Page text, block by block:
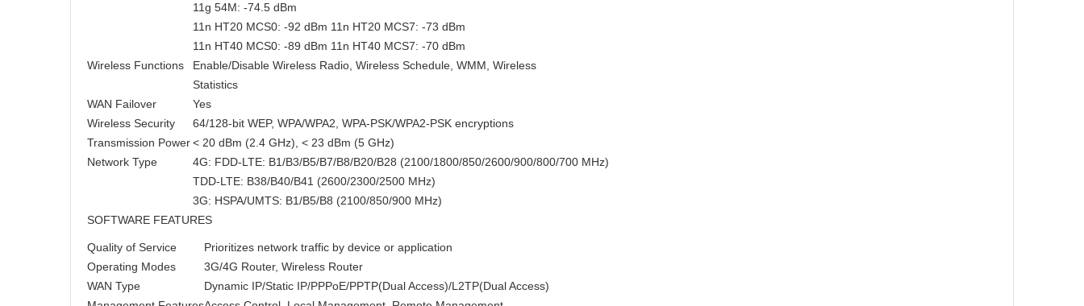
11g 54M: -74.5 dBm
11n HT20 MCS0: -92 dBm 11n HT20 MCS7: -73 dBm
11n HT40 MCS0: -89 dBm 11n HT40 MCS7: -70 dBm
Wireless Functions
Enable/Disable Wireless Radio, Wireless Schedule, WMM, Wireless
Statistics
WAN Failover
Yes
Wireless Security
64/128-bit WEP, WPA/WPA2, WPA-PSK/WPA2-PSK encryptions
Transmission Power< 20 dBm (2.4 GHz), < 23 dBm (5 GHz)
Network Type
4G: FDD-LTE: B1/B3/B5/B7/B8/B20/B28 (2100/1800/850/2600/900/800/700 MHz)
TDD-LTE: B38/B40/B41 (2600/2300/2500 MHz)
3G: HSPA/UMTS: B1/B5/B8 (2100/850/900 MHz)
SOFTWARE FEATURES
Quality of Service
Prioritizes network traffic by device or application
Operating Modes
3G/4G Router, Wireless Router
WAN Type
Dynamic IP/Static IP/PPPoE/PPTP(Dual Access)/L2TP(Dual Access)